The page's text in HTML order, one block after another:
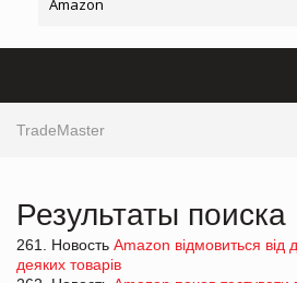
TradeMaster
Результаты поиска
261. Новость Amazon відмовиться від
деяких товарів